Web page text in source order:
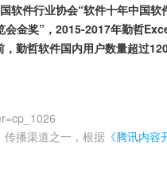
件行业协会“软件十年中国软
金奖”，2015-2017年勤哲
勤哲软件国内用户数量超过
传播渠道之一，根据 《腾讯内容